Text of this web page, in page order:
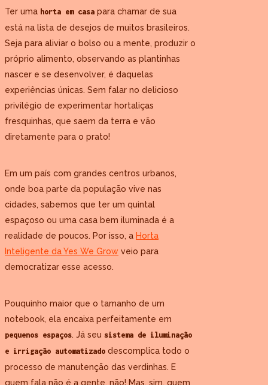
Ter uma horta em casa para chamar de sua
está na lista de desejos de muitos brasileiros.
Seja para aliviar o bolso ou a mente, produzir o
próprio alimento, observando as plantinhas
nascer e se desenvolver, é daquelas
experiências únicas. Sem falar no delicioso
privilégio de experimentar hortaliças
fresquinhas, que saem da terra e vão
diretamente para o prato!
Em um país com grandes centros urbanos,
onde boa parte da população vive nas
cidades, sabemos que ter um quintal
espaçoso ou uma casa bem iluminada é a
realidade de poucos. Por isso, a Horta
Inteligente da Yes We Grow veio para
democratizar esse acesso.
Pouquinho maior que o tamanho de um
notebook, ela encaixa perfeitamente em
pequenos espaços . Já seu sistema de iluminação
e irrigação automatizado descomplica todo o
processo de manutenção das verdinhas. E
quem fala não é a gente, não! Mas, sim, quem